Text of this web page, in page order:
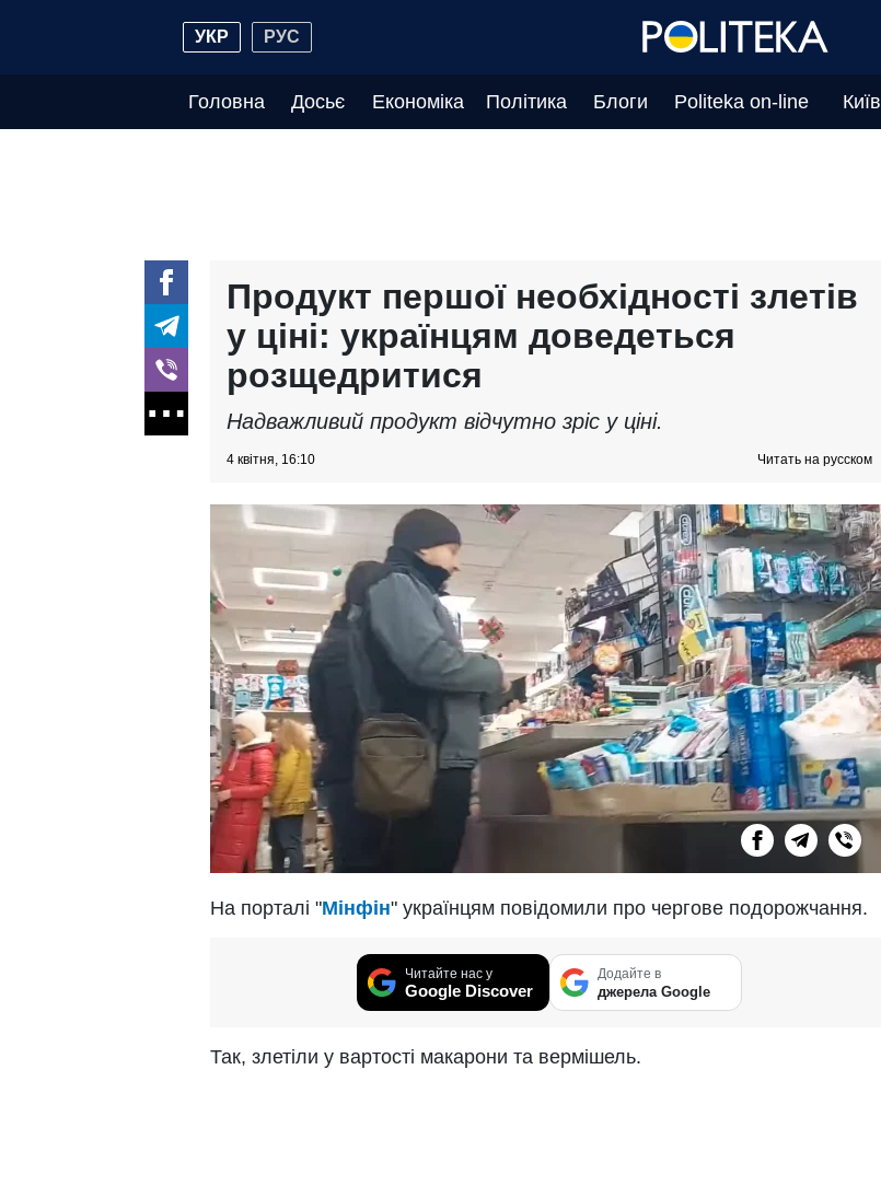
УКР РУС
Головна Досьє Економіка Політика Блоги Politeka on-line Київ
Продукт першої необхідності злетів
у ціні: українцям доведеться
розщедритися
Надважливий продукт відчутно зріс у ціні.
4 квітня, 16:10 Читать на русском
На порталі "Мінфін" українцям повідомили про чергове подорожчання.
Читайте нас у
Google Discover
Додайте в
джерела Google
Так, злетіли у вартості макарони та вермішель.